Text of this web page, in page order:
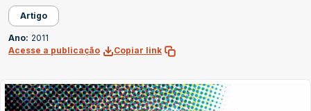
Artigo
Ano: 2011
Acesse a publicação
Copiar link